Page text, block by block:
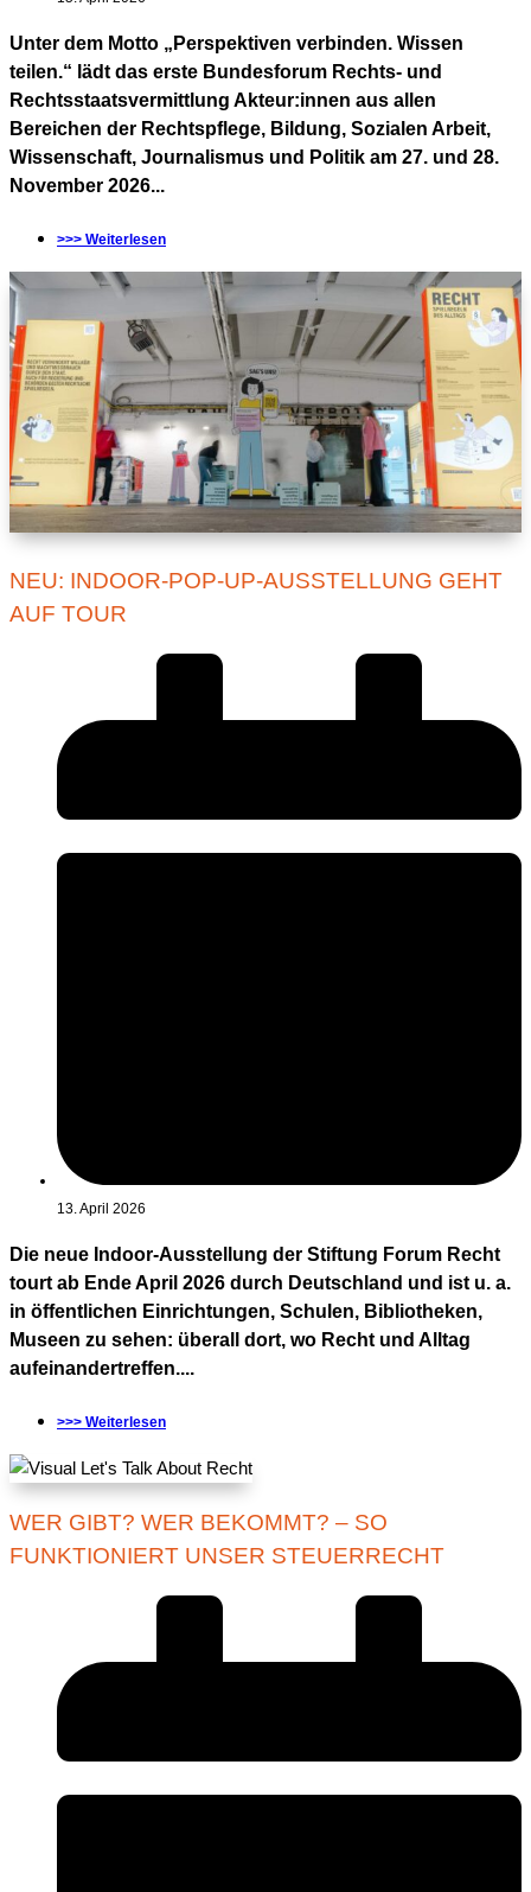
Unter dem Motto „Perspektiven verbinden. Wissen
teilen.“ lädt das erste Bundesforum Rechts- und
Rechtsstaatsvermittlung Akteur:innen aus allen
Bereichen der Rechtspflege, Bildung, Sozialen Arbeit,
Wissenschaft, Journalismus und Politik am 27. und 28.
November 2026...
>>> Weiterlesen
NEU: INDOOR-POP-UP-AUSSTELLUNG GEHT
AUF TOUR
13. April 2026
Die neue Indoor-Ausstellung der Stiftung Forum Recht
tourt ab Ende April 2026 durch Deutschland und ist u. a.
in öffentlichen Einrichtungen, Schulen, Bibliotheken,
Museen zu sehen: überall dort, wo Recht und Alltag
aufeinandertreffen....
>>> Weiterlesen
WER GIBT? WER BEKOMMT? – SO
FUNKTIONIERT UNSER STEUERRECHT